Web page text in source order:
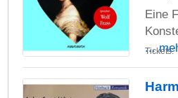
Eine
...
Tickets: